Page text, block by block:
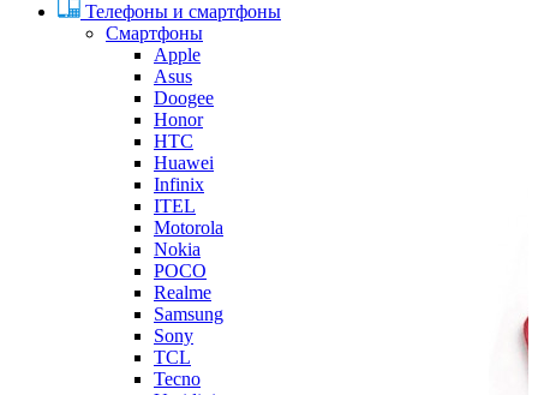
Телефоны и смартфоны
Смартфоны
Apple
Asus
Doogee
Honor
HTC
Huawei
Infinix
ITEL
Motorola
Nokia
POCO
Realme
Samsung
Sony
TCL
Tecno